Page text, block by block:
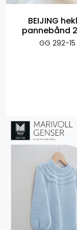
BEIJING
pannebånd
GG 292-15